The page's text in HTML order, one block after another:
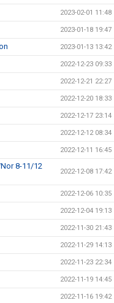
2023-02-01 11:48
2023-01-18 19:47
2023-01-13 13:42
2022-12-23 09:33
2022-12-21 22:27
2022-12-20 18:33
2022-12-17 23:14
2022-12-12 08:34
2022-12-11 16:45
8-11/12
2022-12-08 17:42
2022-12-06 10:35
2022-12-04 19:13
2022-11-30 21:43
2022-11-29 14:13
2022-11-23 22:34
2022-11-19 14:45
2022-11-16 19:42